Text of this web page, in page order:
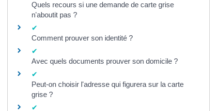
Quels recours si une demande de carte grise
n'aboutit pas ?
Comment prouver son identité ?
Avec quels documents prouver son domicile ?
Peut-on choisir l'adresse qui figurera sur la carte
grise ?